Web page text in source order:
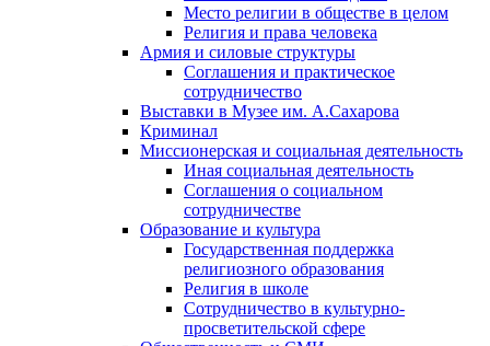
Место религии в обществе в целом
Религия и права человека
Армия и силовые структуры
Соглашения и практическое
сотрудничество
Выставки в Музее им. А.Сахарова
Криминал
Миссионерская и социальная деятельность
Иная социальная деятельность
Соглашения о социальном
сотрудничестве
Образование и культура
Государственная поддержка
религиозного образования
Религия в школе
Сотрудничество в культурно-
просветительской сфере